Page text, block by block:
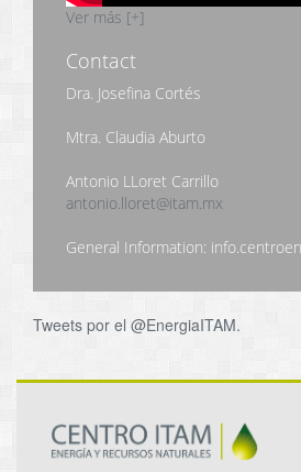
Ver más [+]
Contact
Dra. Josefina Cortés
Mtra. Claudia Aburto
Antonio LLoret Carrillo
antonio.lloret@itam.mx
General Information:
Tweets por el @EnergiaITAM.